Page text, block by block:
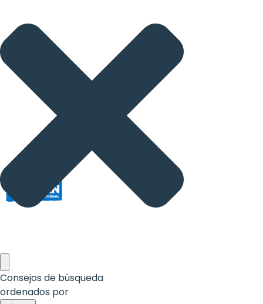
Girls'
Rights
Platform
Girls'
rights
are
human
rights:
girls
at
Consejos de búsqueda
ordenados por